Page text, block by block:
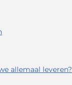
allemaal leveren?